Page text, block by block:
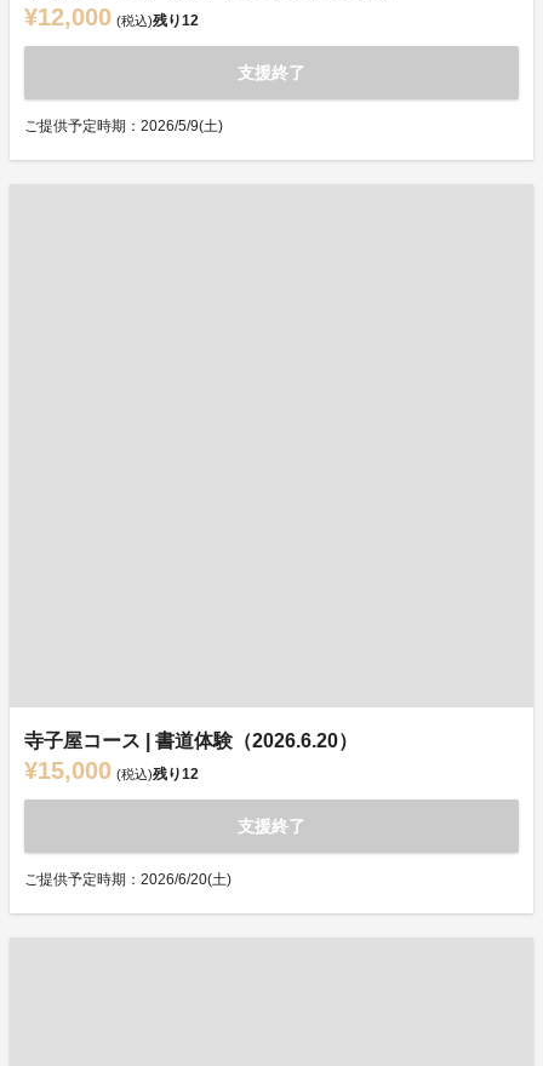
¥12,000 (税込)残り12
支援終了
ご提供予定時期：2026/5/9(土)
寺子屋コース | 書道体験（2026.6.20）
¥15,000 (税込)残り12
支援終了
ご提供予定時期：2026/6/20(土)